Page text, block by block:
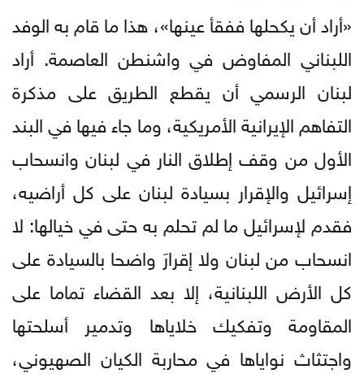
«أراد أن يكحلها ففقأ عينها»، هذا ما قام به الوفد
اللبناني المفاوض في واشنطن العاصمة. أراد
لبنان الرسمي أن يقطع الطريق على مذكرة
التفاهم الإيرانية الأمريكية، وما جاء فيها في البند
الأول من وقف إطلاق النار في لبنان وانسحاب
إسرائيل والإقرار بسيادة لبنان على كل أراضيه،
فقدم لإسرائيل ما لم تحلم به حتى في خيالها: لا
انسحاب من لبنان ولا إقرارَ واضحا بالسيادة على
كل الأرض اللبنانية، إلا بعد القضاء تماما على
المقاومة وتفكيك خلاياها وتدمير أسلحتها
واجتثاث نواياها في محاربة الكيان الصهيوني،